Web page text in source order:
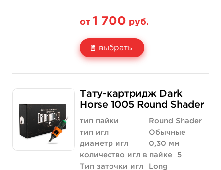
от 1 700 руб.
выбрать
Количество
1 700 руб.
купить
Тату-картридж Dark
Horse 1005 Round Shader
тип пайки
Round Shader
тип игл
Обычные
диаметр игл
0,30 мм
количество игл в пайке
5
Тип заточки игл
Long